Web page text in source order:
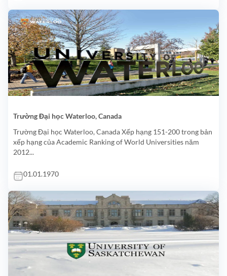
Trường Đại học Waterloo, Canada
Trường Đại học Waterloo, Canada Xếp hạng 151-200 trong bản
xếp hạng của Academic Ranking of World Universities năm
2012...
01.01.1970